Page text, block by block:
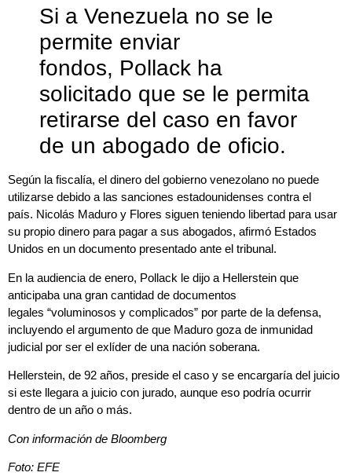
Si a Venezuela no se le
permite enviar
fondos, Pollack ha
solicitado que se le permita
retirarse del caso en favor
de un abogado de oficio.
Según la fiscalía, el dinero del gobierno venezolano no puede
utilizarse debido a las sanciones estadounidenses contra el
país. Nicolás Maduro y Flores siguen teniendo libertad para usar
su propio dinero para pagar a sus abogados, afirmó Estados
Unidos en un documento presentado ante el tribunal.
En la audiencia de enero, Pollack le dijo a Hellerstein que
anticipaba una gran cantidad de documentos
legales “voluminosos y complicados” por parte de la defensa,
incluyendo el argumento de que Maduro goza de inmunidad
judicial por ser el exlíder de una nación soberana.
Hellerstein, de 92 años, preside el caso y se encargaría del juicio
si este llegara a juicio con jurado, aunque eso podría ocurrir
dentro de un año o más.
Con información de Bloomberg
Foto: EFE